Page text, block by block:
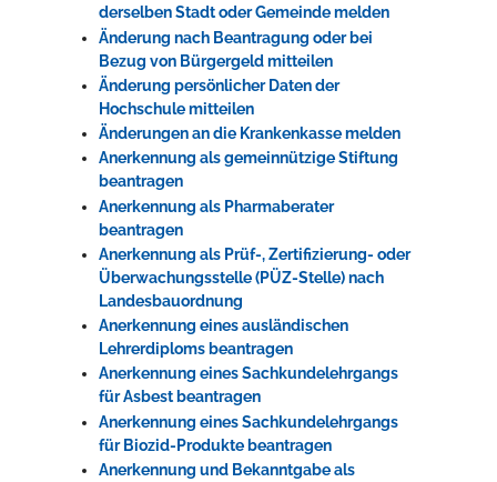
derselben Stadt oder Gemeinde melden
Änderung nach Beantragung oder bei
Bezug von Bürgergeld mitteilen
Änderung persönlicher Daten der
Hochschule mitteilen
Änderungen an die Krankenkasse melden
Anerkennung als gemeinnützige Stiftung
beantragen
Anerkennung als Pharmaberater
beantragen
Anerkennung als Prüf-, Zertifizierung- oder
Überwachungsstelle (PÜZ-Stelle) nach
Landesbauordnung
Anerkennung eines ausländischen
Lehrerdiploms beantragen
Anerkennung eines Sachkundelehrgangs
für Asbest beantragen
Anerkennung eines Sachkundelehrgangs
für Biozid-Produkte beantragen
Anerkennung und Bekanntgabe als